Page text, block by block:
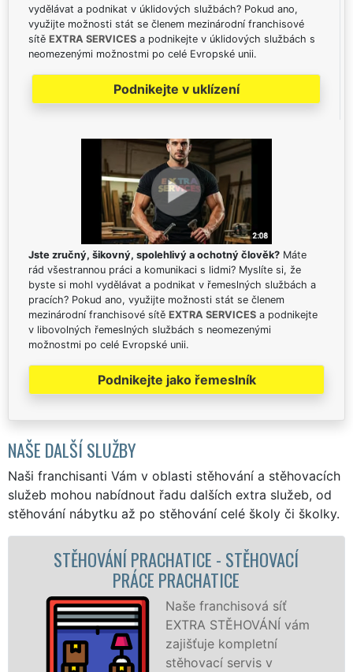
vydělávat a podnikat v úklidových službách? Pokud ano,
využijte možnosti stát se členem mezinárodní franchisové
sítě EXTRA SERVICES a podnikejte v úklidových službách s
neomezenými možnostmi po celé Evropské unii.
Podnikejte v uklízení
Jste zručný, šikovný, spolehlivý a ochotný člověk? Máte
rád všestrannou práci a komunikaci s lidmi? Myslíte si, že
byste si mohl vydělávat a podnikat v řemeslných službách a
pracích? Pokud ano, využijte možnosti stát se členem
mezinárodní franchisové sítě EXTRA SERVICES a podnikejte
v libovolných řemeslných službách s neomezenými
možnostmi po celé Evropské unii.
Podnikejte jako řemeslník
NAŠE DALŠÍ SLUŽBY
Naši franchisanti Vám v oblasti stěhování a stěhovacích
služeb mohou nabídnout řadu dalších extra služeb, od
stěhování nábytku až po stěhování celé školy či školky.
- STĚHOVACÍ
Naše franchisová síť
EXTRA STĚHOVÁNÍ vám
zajišťuje kompletní
stěhovací servis v
STĚHOVACÍ